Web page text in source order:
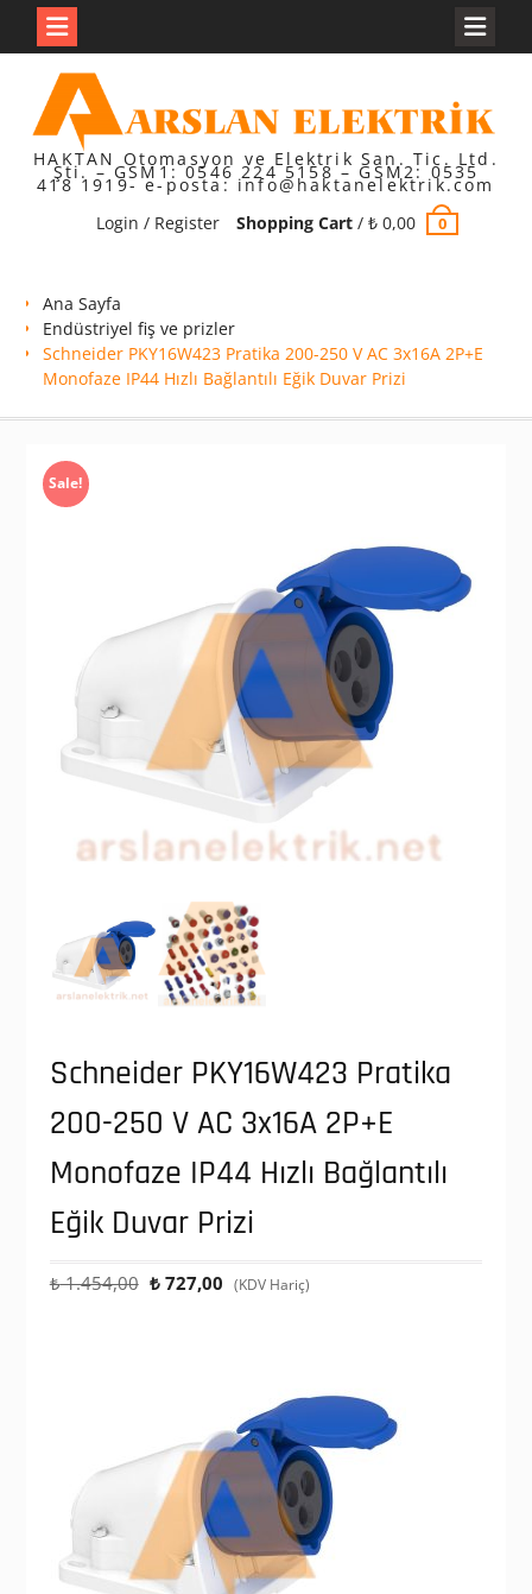
content
HAKTAN Otomasyon ve Elektrik San. Tic. Ltd.
Şti. – GSM1: 0546 224 5158 – GSM2: 0535
418 1919- e-posta: info@haktanelektrik.com
Login / Register
Shopping Cart/ ₺0,00 0
Ana Sayfa
Endüstriyel fiş ve prizler
Schneider PKY16W423 Pratika 200-250 V AC 3x16A 2P+E
Monofaze IP44 Hızlı Bağlantılı Eğik Duvar Prizi
Sale!
Schneider PKY16W423 Pratika
200-250 V AC 3x16A 2P+E
Monofaze IP44 Hızlı Bağlantılı
Eğik Duvar Prizi
₺1.454,00 Orijinal
₺727,00 Şu
(KDV Hariç)